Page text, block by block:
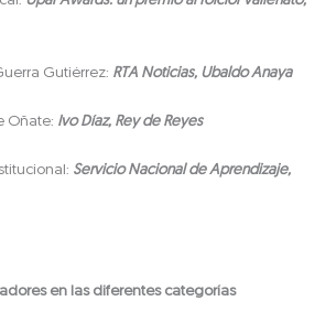
Gutiérrez: RTA Noticias, Ubaldo Anaya
Oñate: Ivo Díaz, Rey de Reyes
Servicio Nacional de Aprendizaje,
en las diferentes categorías